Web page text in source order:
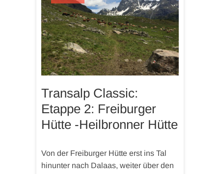
Transalp Classic:
Etappe 2: Freiburger
Hütte -Heilbronner Hütte
Von der Freiburger Hütte erst ins Tal
hinunter nach Dalaas, weiter über den